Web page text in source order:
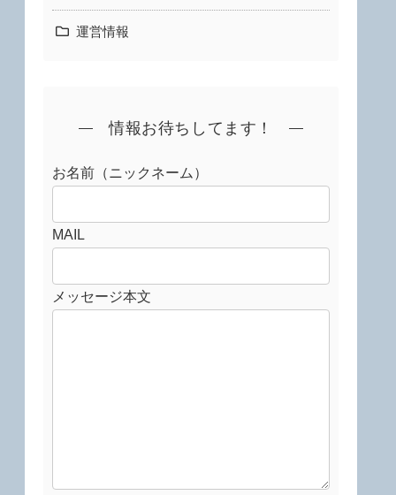
運営情報
情報お待ちしてます！
お名前（ニックネーム）
MAIL
メッセージ本文